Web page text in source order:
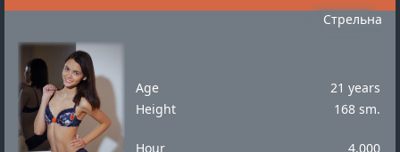
Стрельна
Age
21 years
Height
168 sm.
Hour
4,000